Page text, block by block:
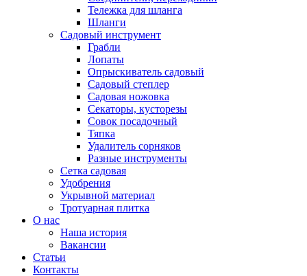
Тележка для шланга
Шланги
Садовый инструмент
Грабли
Лопаты
Опрыскиватель садовый
Садовый степлер
Садовая ножовка
Секаторы, кусторезы
Совок посадочный
Тяпка
Удалитель сорняков
Разные инструменты
Сетка садовая
Удобрения
Укрывной материал
Тротуарная плитка
О нас
Наша история
Вакансии
Статьи
Контакты